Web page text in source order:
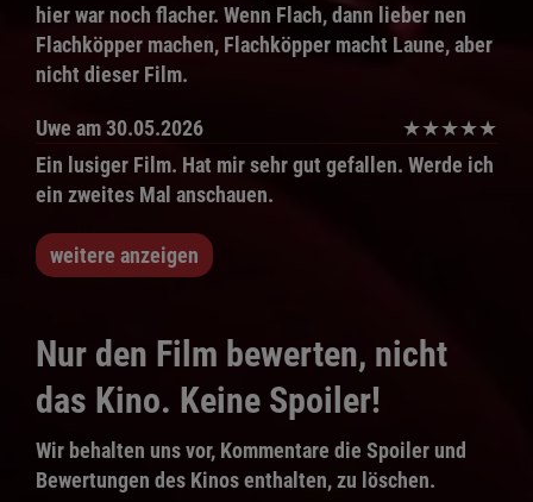
hier war noch flacher. Wenn Flach, dann lieber nen
Flachköpper machen, Flachköpper macht Laune, aber
nicht dieser Film.
Uwe am 30.05.2026 ★★★★★
Ein lusiger Film. Hat mir sehr gut gefallen. Werde ich
ein zweites Mal anschauen.
weitere anzeigen
Nur den Film bewerten, nicht
das Kino. Keine Spoiler!
Wir behalten uns vor, Kommentare die Spoiler und
Bewertungen des Kinos enthalten, zu löschen.